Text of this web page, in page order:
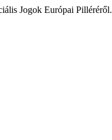
Jogok Európai Pilléréről.